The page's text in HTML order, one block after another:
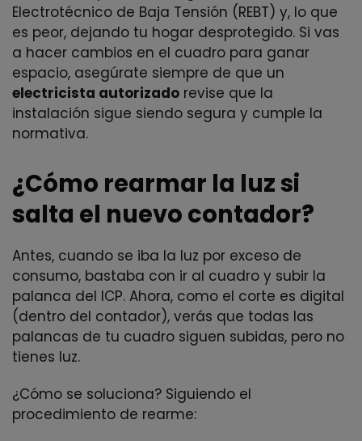
Electrotécnico de Baja Tensión (REBT) y, lo que
es peor, dejando tu hogar desprotegido. Si vas
a hacer cambios en el cuadro para ganar
espacio, asegúrate siempre de que un
electricista autorizado revise que la
instalación sigue siendo segura y cumple la
normativa.
¿Cómo rearmar la luz si
salta el nuevo contador?
Antes, cuando se iba la luz por exceso de
consumo, bastaba con ir al cuadro y subir la
palanca del ICP. Ahora, como el corte es digital
(dentro del contador), verás que todas las
palancas de tu cuadro siguen subidas, pero no
tienes luz.
¿Cómo se soluciona? Siguiendo el
procedimiento de rearme: